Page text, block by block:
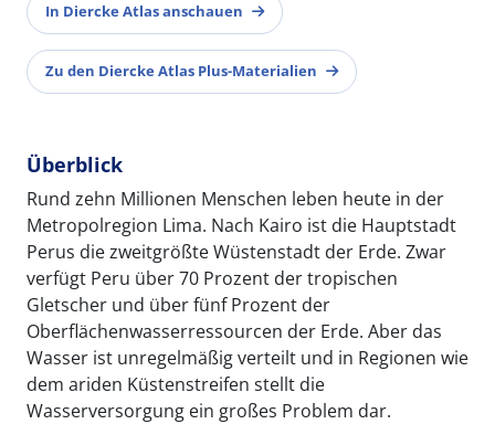
In Diercke Atlas anschauen
Zu den Diercke Atlas Plus-Materialien
Überblick
Rund zehn Millionen Menschen leben heute in der
Metropolregion Lima. Nach Kairo ist die Hauptstadt
Perus die zweitgrößte Wüstenstadt der Erde. Zwar
verfügt Peru über 70 Prozent der tropischen
Gletscher und über fünf Prozent der
Oberflächenwasserressourcen der Erde. Aber das
Wasser ist unregelmäßig verteilt und in Regionen wie
dem ariden Küstenstreifen stellt die
Wasserversorgung ein großes Problem dar.